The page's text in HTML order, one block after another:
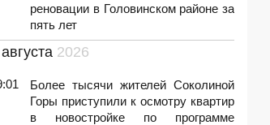
реновации в Головинском районе за
пять лет
2026
Более тысячи жителей Соколиной
Горы приступили к осмотру квартир
в новостройке по программе